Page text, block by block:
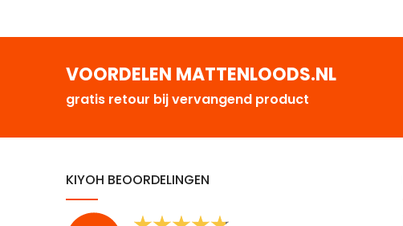
VOORDELEN MATTENLOODS.NL
gratis retour bij vervangend product
KIYOH BEOORDELINGEN